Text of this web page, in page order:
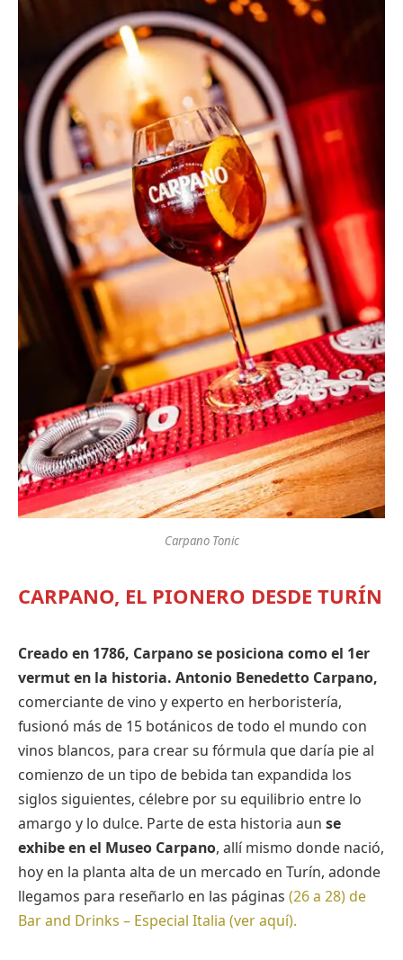
Carpano Tonic
CARPANO, EL PIONERO DESDE TURÍN
Creado en 1786, Carpano se posiciona como el 1er
vermut en la historia. Antonio Benedetto Carpano,
comerciante de vino y experto en herboristería,
fusionó más de 15 botánicos de todo el mundo con
vinos blancos, para crear su fórmula que daría pie al
comienzo de un tipo de bebida tan expandida los
siglos siguientes, célebre por su equilibrio entre lo
amargo y lo dulce. Parte de esta historia aun se
exhibe en el Museo Carpano, allí mismo donde nació,
hoy en la planta alta de un mercado en Turín, adonde
llegamos para reseñarlo en las páginas (26 a 28) de
Bar and Drinks – Especial Italia (ver aquí).